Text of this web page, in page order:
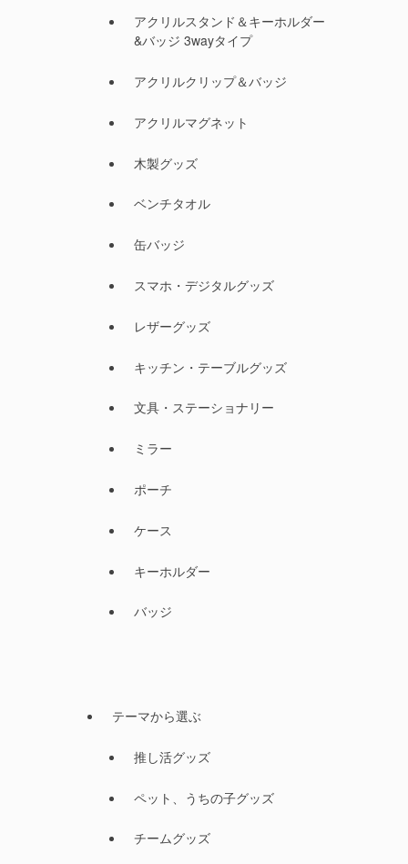
アクリルスタンド＆キーホルダー
&バッジ 3wayタイプ
アクリルクリップ＆バッジ
アクリルマグネット
木製グッズ
ベンチタオル
缶バッジ
スマホ・デジタルグッズ
レザーグッズ
キッチン・テーブルグッズ
文具・ステーショナリー
ミラー
ポーチ
ケース
キーホルダー
バッジ
テーマから選ぶ
推し活グッズ
ペット、うちの子グッズ
チームグッズ